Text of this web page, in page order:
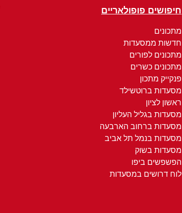
חיפושים פופולאריים
מתכונים
חדשות ממסעדות
מתכונים לפורים
מתכונים כשרים
פנקייק מתכון
מסעדות ברוטשילד
ראשון לציון
מסעדות בגליל העליון
מסעדות ברחוב הארבעה
מסעדות בנמל תל אביב
מסעדות בשוק
הפשפשים ביפו
לוח דרושים במסעדות